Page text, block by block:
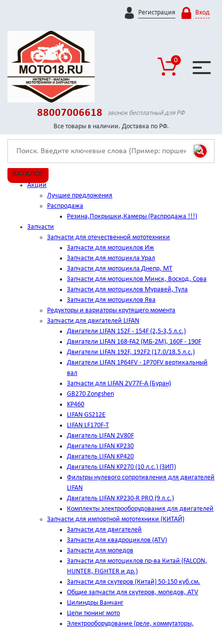
Регистрация Вход
0
88007006618
звонок бесплатный для РФ
Все товары в наличии. Доставка по РФ.
КАТАЛОГ
Акции
Лучшие предложения
Распродажа
Резина,Покрышки,Камеры (Распродажа !!!)
Запчасти
Запчасти для отечественной мототехники
Запчасти для мотоциклов Иж
Запчасти для мотоцикла Урал
Запчасти для мотоцикла Днепр, МТ
Запчасти для мотоциклов Минск, Восход, Сова
Запчасти для мотоциклов Муравей, Тула
Запчасти для мотоциклов Ява
Редукторы и вариаторы крутящего момента
Запчасти для двигателей LIFAN
Двигатели LIFAN 152F - 154F (2,5-3,5 л.с.)
Двигатели LIFAN 168-FA2 (МБ-2М), 160F - 190F
Двигатели LIFAN 192F, 192F2 (17.0/18.5 л.с.)
Двигатели LIFAN 1Р64FV - 1Р70FV вертикальный
вал
Запчасти для LIFAN 2V77F-A (Буран)
GB270 Zongshen
KP460
LIFAN GS212E
LIFAN LF170F-T
Двигатель LIFAN 2V80F
Двигатель LIFAN KP230
Двигатель LIFAN KP420
Двигатель LIFAN KP270 (10 л.с.) (ЗИП)
Фильтры нулевого сопротивления для двигателей
LIFAN
Двигатель LIFAN KP230-R PRO (9 л.с.)
Комплекты электрооборудования для двигателей
Запчасти для импортной мототехники (КИТАЙ)
Запчасти для двигателей
Запчасти для квадроциклов (ATV)
Запчасти для мопедов
Запчасти для мотоциклов пр-ва Китай (FALCON,
HUNTER, FIGHTER и др.)
Запчасти для скутеров (Китай) 50-150 куб.см.
Общие запчасти для скутеров, мопедов, ATV
Цилиндры Ванчанг
Цепи тюнинг мото
Электрооборудование (реле, коммутаторы,